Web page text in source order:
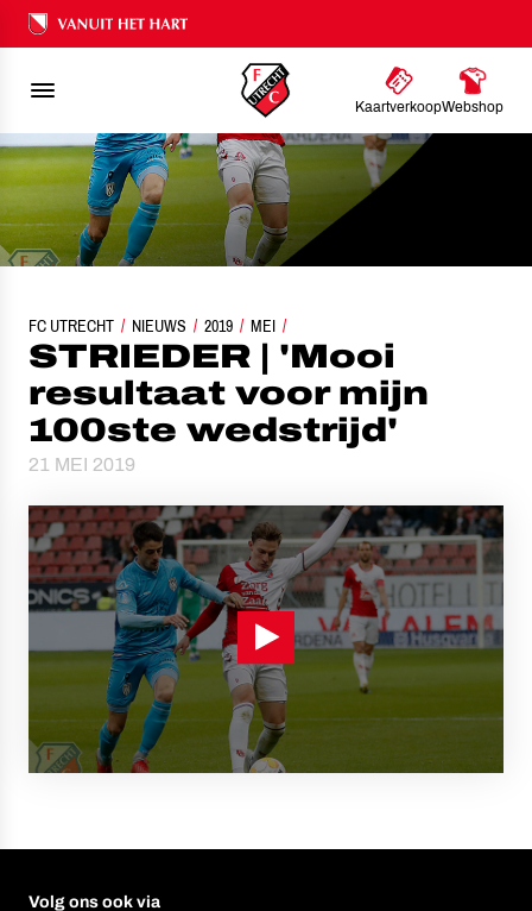
Ons nalatenschap
KaartverkoopWebshop
FC UTRECHT NIEUWS 2019 MEI
STRIEDER | 'MOOI RESULTAAT VOOR MIJN 100STE WEDSTRIJD'
STRIEDER | 'Mooi
resultaat voor mijn
100ste wedstrijd'
21 MEI 2019
Volg ons ook via